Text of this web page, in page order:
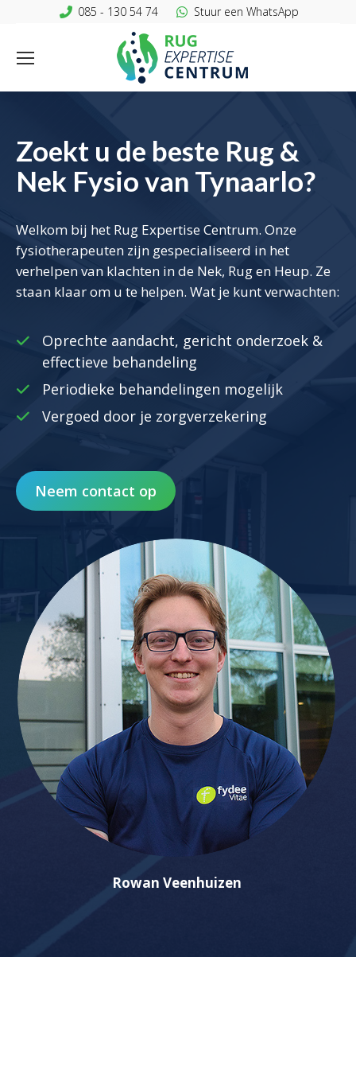
085 - 130 54 74 Stuur een WhatsApp
Zoekt u de beste Rug &
Nek Fysio van Tynaarlo?
Welkom bij het Rug Expertise Centrum. Onze
fysiotherapeuten zijn gespecialiseerd in het
verhelpen van klachten in de Nek, Rug en Heup. Ze
staan klaar om u te helpen. Wat je kunt verwachten:
Oprechte aandacht, gericht onderzoek &
effectieve behandeling
Periodieke behandelingen mogelijk
Vergoed door je zorgverzekering
Neem contact op
Rowan Veenhuizen